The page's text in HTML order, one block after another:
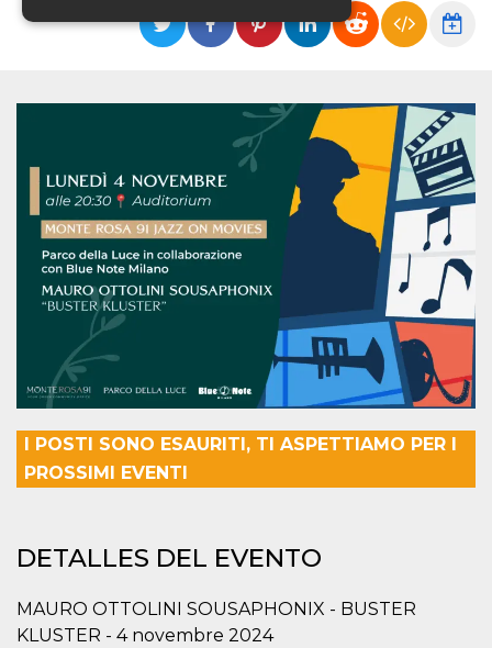
I POSTI SONO ESAURITI, TI ASPETTIAMO PER I
PROSSIMI EVENTI
DETALLES DEL EVENTO
MAURO OTTOLINI SOUSAPHONIX - BUSTER
KLUSTER - 4 novembre 2024
Las cookies estrictamente necesarias permiten
la funcionalidad principal del sitio web, como
el inicio de sesión de usuario y la gestión de
cuentas. El sitio web no se puede utilizar
correctamente sin las cookies estrictamente
necesarias.
Nombre
Proveedor /
Vencimiento Descripción
cf_clearance
.oooh.events
1 año
Esta cookie es
utilizada por el
servicio
CloudFlare para
identificar el
tráfico web de
confianza y
restricción de
seguridad
protección
contra visitantes